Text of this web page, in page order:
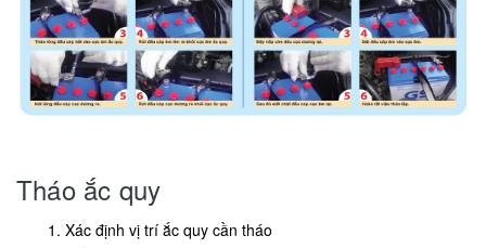
Tháo ắc quy
Xác định vị trí ắc quy cần tháo